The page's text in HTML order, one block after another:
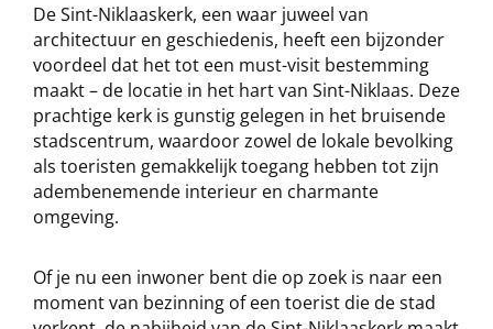
De Sint-Niklaaskerk, een waar juweel van
architectuur en geschiedenis, heeft een bijzonder
voordeel dat het tot een must-visit bestemming
maakt – de locatie in het hart van Sint-Niklaas. Deze
prachtige kerk is gunstig gelegen in het bruisende
stadscentrum, waardoor zowel de lokale bevolking
als toeristen gemakkelijk toegang hebben tot zijn
adembenemende interieur en charmante
omgeving.
Of je nu een inwoner bent die op zoek is naar een
moment van bezinning of een toerist die de stad